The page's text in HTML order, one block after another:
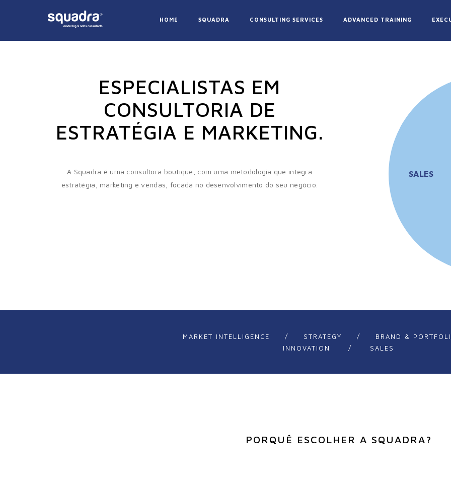
HOME SQUADRA CONSULTING SERVICES ADVANCED TRAINING
ESPECIALISTAS EM
CONSULTORIA DE
ESTRATÉGIA E MARKETING.
A Squadra é uma consultora boutique, com uma metodologia que integra
estratégia, marketing e vendas, focada no desenvolvimento do seu negócio.
SALES
MARKET INTELLIGENCE / STRATEGY / BRAND &
INNOVATION
/ SALES
PORQUÊ ESCOLHER A SQUADRA?